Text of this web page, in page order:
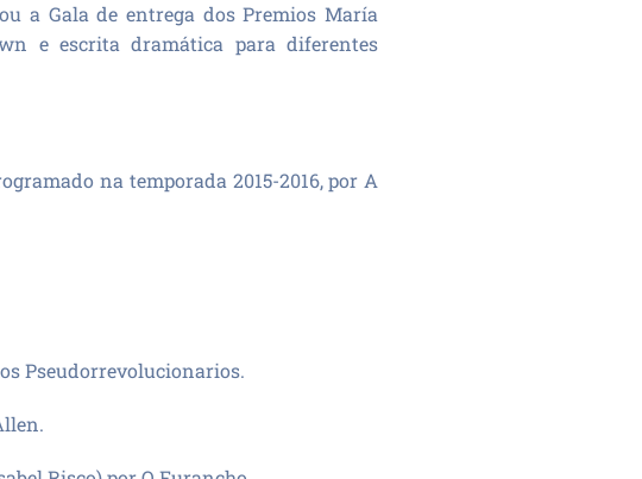
a Gala de entrega dos Premios María
e escrita dramática para diferentes
na temporada 2015-2016, por A
Pseudorrevolucionarios.